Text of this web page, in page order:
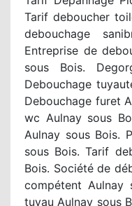
Tarif deboucher
debouchage
Entreprise de
sous Bois.
Debouchage
Debouchage furet
wc Aulnay sous
Aulnay sous Bois.
sous Bois. Tarif
Bois. Société de
compétent Aulnay
tuyau Aulnay sous